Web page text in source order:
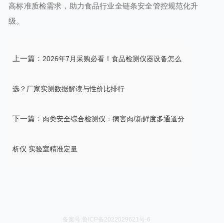
高标准质检需求，助力食品行业全链条安全管控规范化升
级。
上一篇： 2026年7月采购必看！食品检测仪器设备怎么
选？厂家实测数据解读与性价比排行
下一篇： 肉类安全综合检测仪：病害肉/新鲜度多通道分
析仪 实验室精准定量
备案号:鲁ICP备2022029621号-6